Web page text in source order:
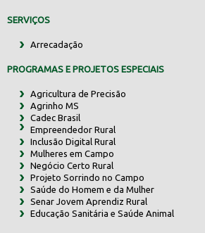
SERVIÇOS
Arrecadação
PROGRAMAS E PROJETOS ESPECIAIS
Agricultura de Precisão
Agrinho MS
Cadec Brasil
Empreendedor Rural
Inclusão Digital Rural
Mulheres em Campo
Negócio Certo Rural
Projeto Sorrindo no Campo
Saúde do Homem e da Mulher
Senar Jovem Aprendiz Rural
Educação Sanitária e Saúde Animal